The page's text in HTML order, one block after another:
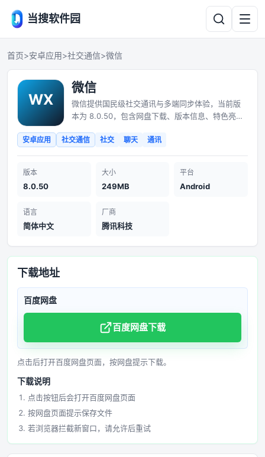
当搜软件园
首页>安卓应用>社交通信>微信
微信
微信提供国民级社交通讯与多端同步体验，当前版
本为 8.0.50，包含网盘下载、版本信息、特色亮点
安卓应用 社交通信 社交 聊天 通讯
版本
8.0.50
大小
249MB
平台
Android
语言
简体中文
厂商
腾讯科技
下载地址
百度网盘
百度网盘下载
点击后打开百度网盘页面，按网盘提示下载。
下载说明
点击按钮后会打开百度网盘页面
按网盘页面提示保存文件
若浏览器拦截新窗口，请允许后重试